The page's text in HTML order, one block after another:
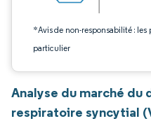
*Avis de non-responsabilité :
particulier
Analyse du marché du
respiratoire syncytial